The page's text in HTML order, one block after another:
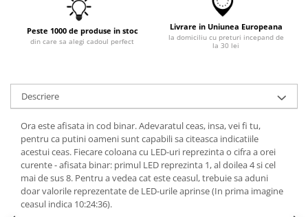
Peste 1000 de produse in stoc
din care sa alegi cadoul perfect
Livrare in Uniunea Europeana
la domiciliu cu preturi incepand de
la 30 lei
Descriere
Ora este afisata in cod binar. Adevaratul ceas, insa, vei fi tu,
pentru ca putini oameni sunt capabili sa citeasca indicatiile
acestui ceas. Fiecare coloana cu LED-uri reprezinta o cifra a orei
curente - afisata binar: primul LED reprezinta 1, al doilea 4 si cel
mai de sus 8. Pentru a vedea cat este ceasul, trebuie sa aduni
doar valorile reprezentate de LED-urile aprinse (In prima imagine
ceasul indica 10:24:36).